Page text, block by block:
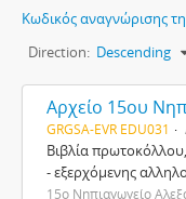
Κωδικός αναγνώρισης
Direction: Descending
GRGSA-EVR EDU031
Βιβλία
- εξερχόμενης
15ο Νηπιαγωγείο